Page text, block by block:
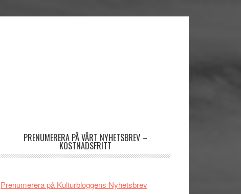
PRENUMERERA PÅ VÅRT NYHETSBREV –
KOSTNADSFRITT
Prenumerera på Kulturbloggens Nyhetsbrev